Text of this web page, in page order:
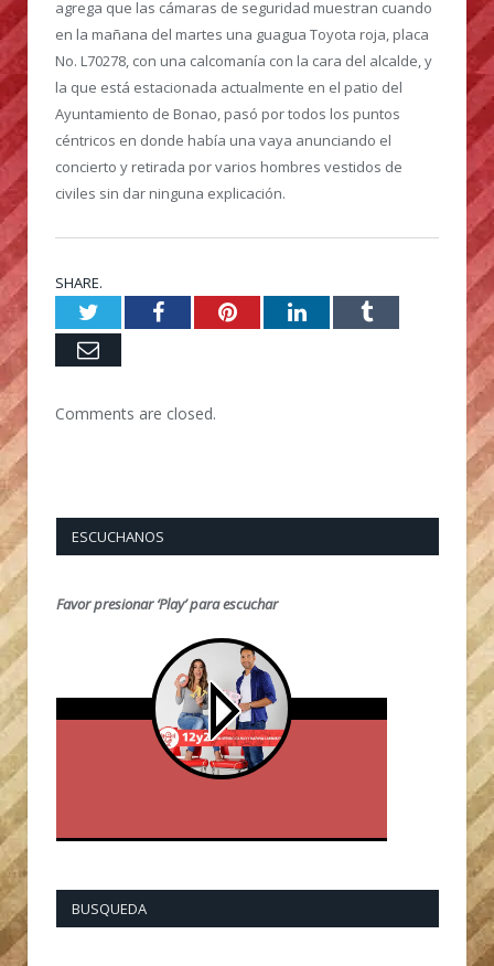
agrega que las cámaras de seguridad muestran cuando
en la mañana del martes una guagua Toyota roja, placa
No. L70278, con una calcomanía con la cara del alcalde, y
la que está estacionada actualmente en el patio del
Ayuntamiento de Bonao, pasó por todos los puntos
céntricos en donde había una vaya anunciando el
concierto y retirada por varios hombres vestidos de
civiles sin dar ninguna explicación.
SHARE.
TwitterFacebookPinterestLinkedInTumblr
Email
Comments are closed.
ESCUCHANOS
Favor presionar ‘Play’ para escuchar
BUSQUEDA